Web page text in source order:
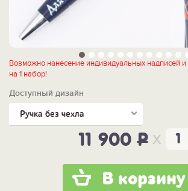
Возможно нанесение индивидуальных надписей
на 1 набор!
Доступный дизайн
Ручка без чехла
11 900P x
В корзину